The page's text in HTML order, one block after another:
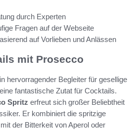
durch Experten
Fragen auf der Webseite
auf Vorlieben und Anlässen
mit Prosecco
hervorragender Begleiter für gesellige
fantastische Zutat für Cocktails.
Spritz erfreut sich großer Beliebtheit
Er kombiniert die spritzige
der Bitterkeit von Aperol oder